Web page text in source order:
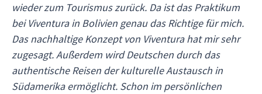
wieder zum Tourismus zurück. Da ist das Praktikum
bei Viventura in Bolivien genau das Richtige für mich.
Das nachhaltige Konzept von Viventura hat mir sehr
zugesagt. Außerdem wird Deutschen durch das
authentische Reisen der kulturelle Austausch in
Südamerika ermöglicht. Schon im persönlichen